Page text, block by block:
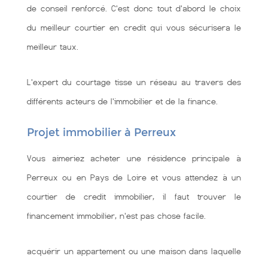
de conseil renforcé. C'est donc tout d'abord le choix
du meilleur courtier en credit qui vous sécurisera le
meilleur taux.
L'expert du courtage tisse un réseau au travers des
différents acteurs de l'immobilier et de la finance.
Projet immobilier à Perreux
Vous aimeriez acheter une résidence principale à
Perreux ou en Pays de Loire et vous attendez à un
courtier de credit immobilier, il faut trouver le
financement immobilier, n'est pas chose facile.
acquérir un appartement ou une maison dans laquelle